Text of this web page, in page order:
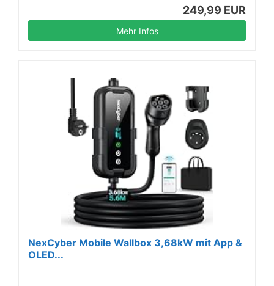
249,99 EUR
Mehr Infos
NexCyber Mobile Wallbox 3,68kW mit App &
OLED...